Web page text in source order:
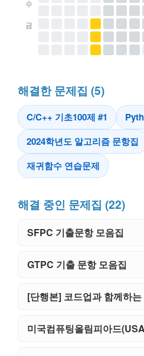
수
금
해결한 문제집 (5)
C/C++ 기초100제 #1
2024학년도 알고리즘 문항집
재귀함수 연습문제
해결 중인 문제집 (22)
SFPC 기출문항 모음집
GTPC 기출 문항 모음집
[단행본] 코드업과 함께하
미국컴퓨팅올림피아드